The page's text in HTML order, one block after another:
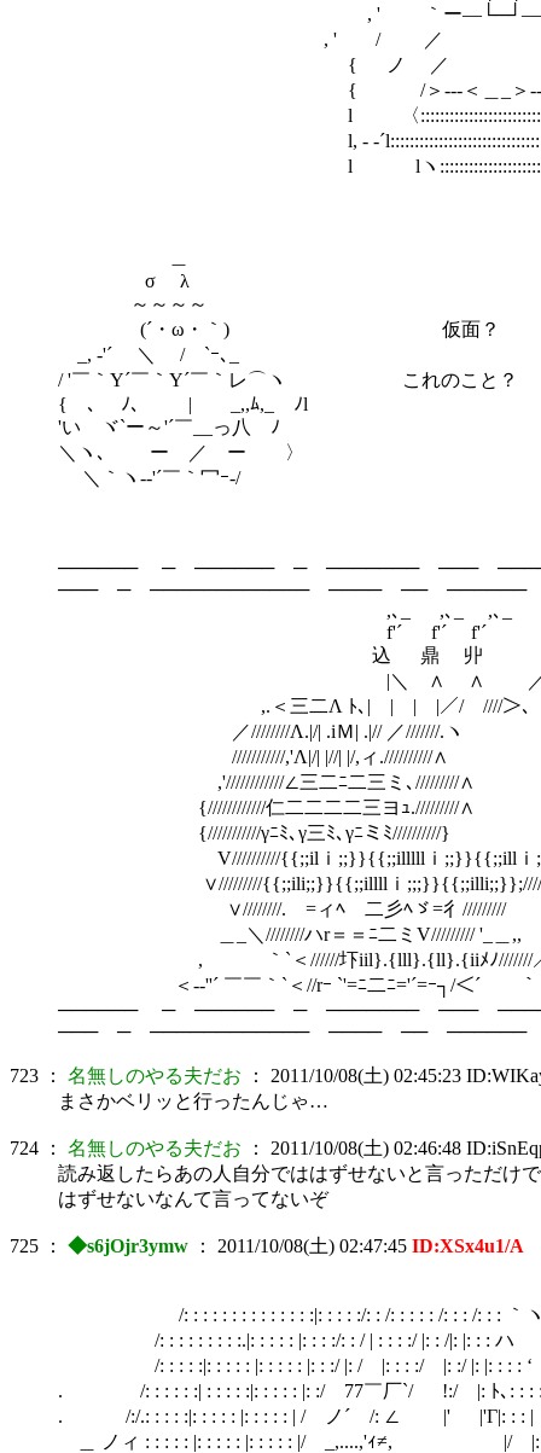
, ' ｀ー―└─┘――
, ' / ／ ＼ ＼ ' , なんで
{ ノ ／ ＼
{ /＞-‐-＜＿_＞-‐-
l 〈
l, -
l lヽ
σ λ
～～～～
(´・ω・｀) 仮面？
_, ‐'´ ＼ / `ｰ､_
/ '￣｀Y´￣｀Y´￣｀レ⌒ヽ これのこと？
{ ､ ﾉ､ | _,,ﾑ,_ ﾉl
'い ヾ`ー～'´￣__っ八 ﾉ
＼ヽ､ ー ／ ー 〉
＼｀ヽ-‐'´￣｀冖ｰ-/
────── ─ ────── ─ ─────── ───
─── ─ ──────────── ──── ──
,､_ ,､_ ,､_ ,
f'´ f'´ f'´
込 鼎 丱
|＼ ∧ ∧ ／|
,.＜三二Λ ﾄ､| | | |／/ ////＞、
／////////Λ.|/| .iＭ| .|// ／///////.ヽ
///////////,'Λ|/| |//| |/,ィ.//////////∧
,'////////////∠三二ﾆ二三ミ､/////////∧
{////////////仁二二二二三ヨｭ./////////∧
{///////////γﾆﾐ､γ三ﾐ､γﾆミﾐ//////////}
V//////////{{;;ilｉ;;}}{{;;illlllｉ;;}}{{;;illｉ
∨/////////{{;;ili;;}}{{;;illllｉ
∨////////.ゞ=ィﾍゞ二彡ﾍゞ=彳/////////
＿_＼////////ハr＝＝ﾆ二ミV///////// '_＿,,
, ゝ ｀`＜//////圷iil}.{lll}.{ll}.{iiﾒﾉ///////
＜-‐''´ ￣￣｀`＜//rｰ `'=ﾆ二ﾆ='´=ｰ┐/＜´￣￣｀
────── ─ ────── ─ ─────── ───
─── ─ ──────────── ──── ──
723 ： 名無しのやる夫だお ： 2011/10/08(土) 02:45:23
まさかベリッと行ったんじゃ…
724 ： 名無しのやる夫だお ： 2011/10/08(土) 02:46:48
読み返したらあの人自分でははずせないと言っただけで
はずせないなんて言ってないぞ
725 ： ◆s6jOjr3ymw ： 2011/10/08(土) 02:47:45 ID:XSx4u1/A
/: : : : : : : : : : : : : :|: : : : :/: : /: : : : : /: : : /: : : ｀
/: : : : : : : : :.|: : : : : |: : : :/: : / | : : : :/ |: : /|: |: : : ハ
/: : : : :|: : : : : |: : : : : |: : :/ |: / |: : : :/ |: :/ |: |: : : : ‘
. /: : : : : :| : : : : :|: : : : : |: :/ 77￣厂`/ !:/ |: ﾄ､: : :
. /:/.: : : : :|: : : : : |: : : : : | / ノ´ /: ∠ |' |'Γ|: : : |
＿ ノィ : : : : : |: : : : : |: : : : : |/ _,....,'ｨ≠,